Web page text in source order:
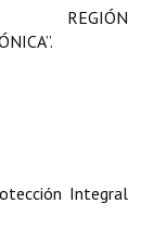
Integral